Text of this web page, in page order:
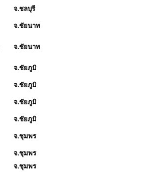
จ.ชลบุรี
จ.ชัยนาท
จ.ชัยนาท
จ.ชัยภูมิ
จ.ชัยภูมิ
จ.ชัยภูมิ
จ.ชัยภูมิ
จ.ชุมพร
จ.ชุมพร
จ.ชุมพร